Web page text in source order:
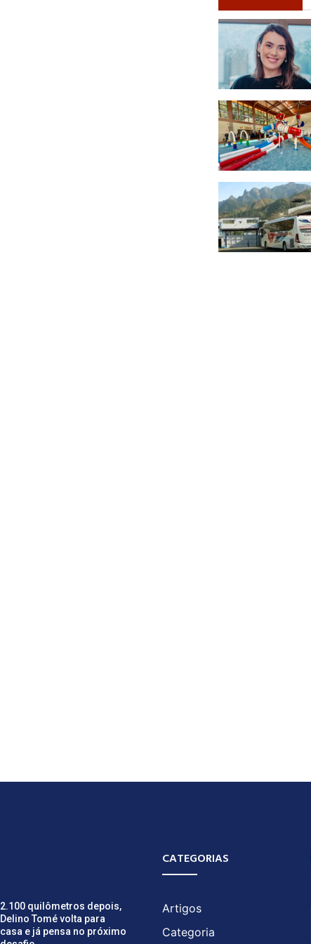
2.100 quilômetros depois,
Delino Tomé volta para
casa e já pensa no próximo
CATEGORIAS
Artigos
Categoria